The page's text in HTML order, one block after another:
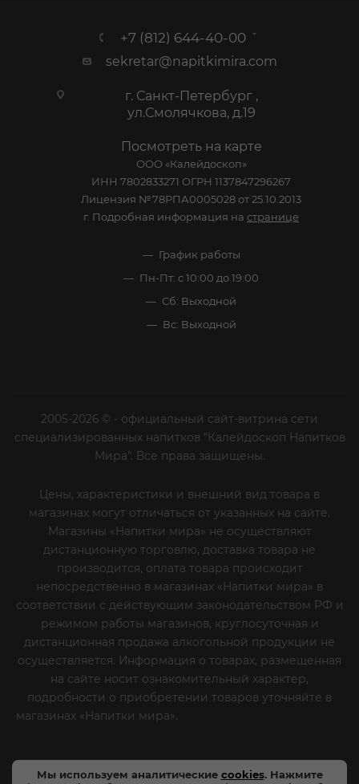
Мы используем аналитические cookies. Нажмите
+7 (812) 644-40-00
sekretar@napitkimira.com
г. Санкт-Петербург ,
ул.Смолячкова, д.19
Посмотреть на карте
ООО «Калейдоскоп»
ИНН 7802833271 ОГРН 1137847296267
Лицензия №78РПА0005028 от 25.10.2013
г. Подробная информация на странице
График работы
Пн-Пт: с 10:00 до 19:00
Сб: Выходной
Вс: Выходной
2005-2026 © - официальный сайт-витрина сети
специализированных напитков "Калейдоскоп Напитков
Мира". Все права защищены.
Цены, характеристики и внешний вид товара в
магазинах могут отличаться от указанных на сайте.
Магазины «Напитки мира» не осуществляют
дистанционную торговлю, доставка товара не
производится, оплата товара происходит
непосредственно в магазинах «Напитки мира» в
соответствии с действующим законодательством РФ и
режимом работы магазинов, круглосуточная и
дистанционная продажа алкогольной продукции не
осуществляется. Информация о товарах, размещенная
на сайте носит ознакомительный характер,
подробности о приобретении товаров уточняйте в
магазинах «Напитки мира».